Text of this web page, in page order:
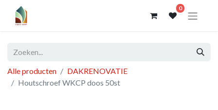
0
Alle producten
DAKRENOVATIE
Houtschroef WKCP doos 50st